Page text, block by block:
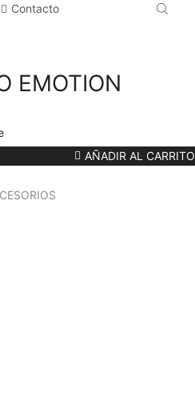
Contacto
EMOTION
AÑADIR AL CARRITO